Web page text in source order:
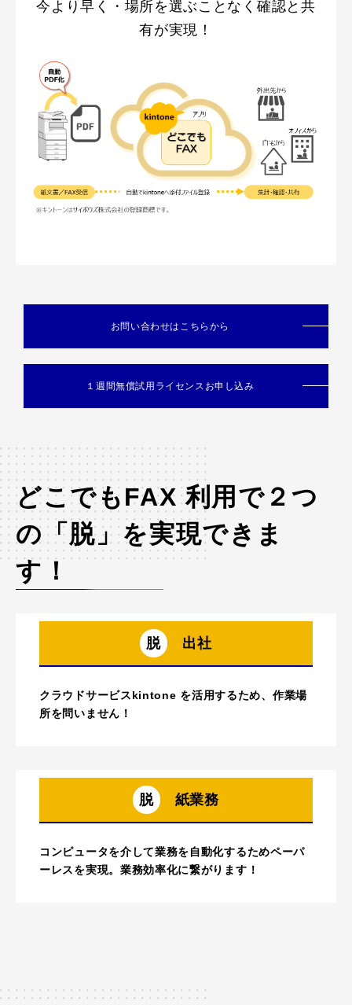
今より早く・場所を選ぶことなく確認と共
有が実現！
お問い合わせはこちらから
１週間無償試用ライセンスお申し込み
どこでもFAX 利用で２つ
の「脱」を実現できま
す！
脱 出社
クラウドサービスkintone を活用するため、作業場
所を問いません！
脱 紙業務
コンピュータを介して業務を自動化するためペーパ
ーレスを実現。業務効率化に繋がります！